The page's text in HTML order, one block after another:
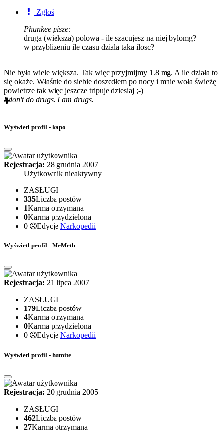
Zgłoś
Phunkee pisze:
druga (wieksza) polowa - ile szacujesz na niej bylomg?
w przyblizeniu ile czasu dziala taka ilosc?
Nie była wiele większa. Tak więc przyjmijmy 1.8 mg. A ile działa to
się okaże. Właśnie do siebie doszedłem po nocy i mnie woła świeżę
powietrze tak więc jeszcze tripuje dziesiaj ;-)
I don't do drugs. I am drugs.
Wyświetl profil - kapo
Rejestracja: 28 grudnia 2007
Użytkownik nieaktywny
ZASŁUGI
335Liczba postów
1Karma otrzymana
0Karma przydzielona
0
Edycje Narkopedii
Wyświetl profil - MrMeth
Rejestracja: 21 lipca 2007
ZASŁUGI
179Liczba postów
4Karma otrzymana
0Karma przydzielona
0
Edycje Narkopedii
Wyświetl profil - humite
Rejestracja: 20 grudnia 2005
ZASŁUGI
462Liczba postów
27Karma otrzymana